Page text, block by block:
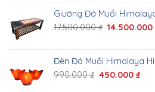
Giường Đá Muối
17.500.000₫ 14.500.000
Đèn Đá Muối Himalaya
990.000₫ 450.000₫